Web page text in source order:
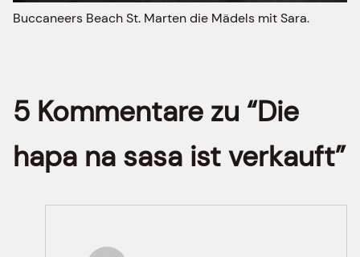
Buccaneers Beach St. Marten die Mädels mit Sara.
5 Kommentare zu “Die
hapa na sasa ist verkauft”